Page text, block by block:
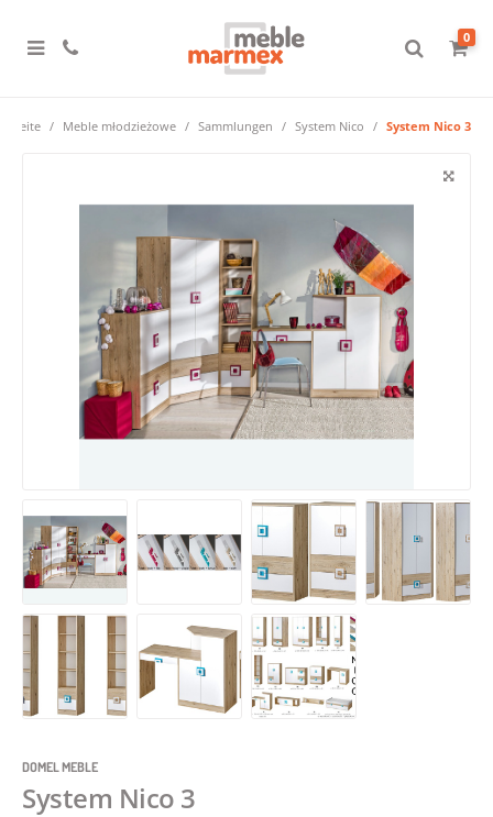
0
Meble młodzieżowe Sammlungen System Nico System Nico 3
DOMEL MEBLE
System Nico 3